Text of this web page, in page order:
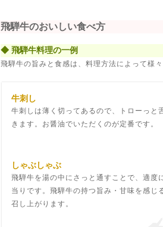
飛騨牛のおいしい食べ方
◆ 飛騨牛料理の一例
飛騨牛の旨みと食感は、料理方法によって様
牛刺し
牛刺しは薄く切ってあるので、トローっと
きます。お醤油でいただくのが定番です。
しゃぶしゃぶ
飛騨牛を湯の中にさっと通すことで、適度
当りです。飛騨牛の持つ旨み・甘味を感じ
召し上がります。